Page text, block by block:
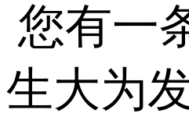
您有一
生大为